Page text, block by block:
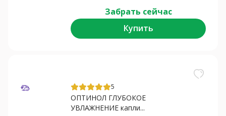
Забрать сейчас
Купить
5
ОПТИНОЛ ГЛУБОКОЕ
УВЛАЖНЕНИЕ капли...